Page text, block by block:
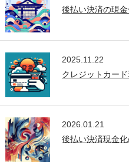
後払い決済の現
2025.11.22
クレジットカー
2026.01.21
後払い決済現金